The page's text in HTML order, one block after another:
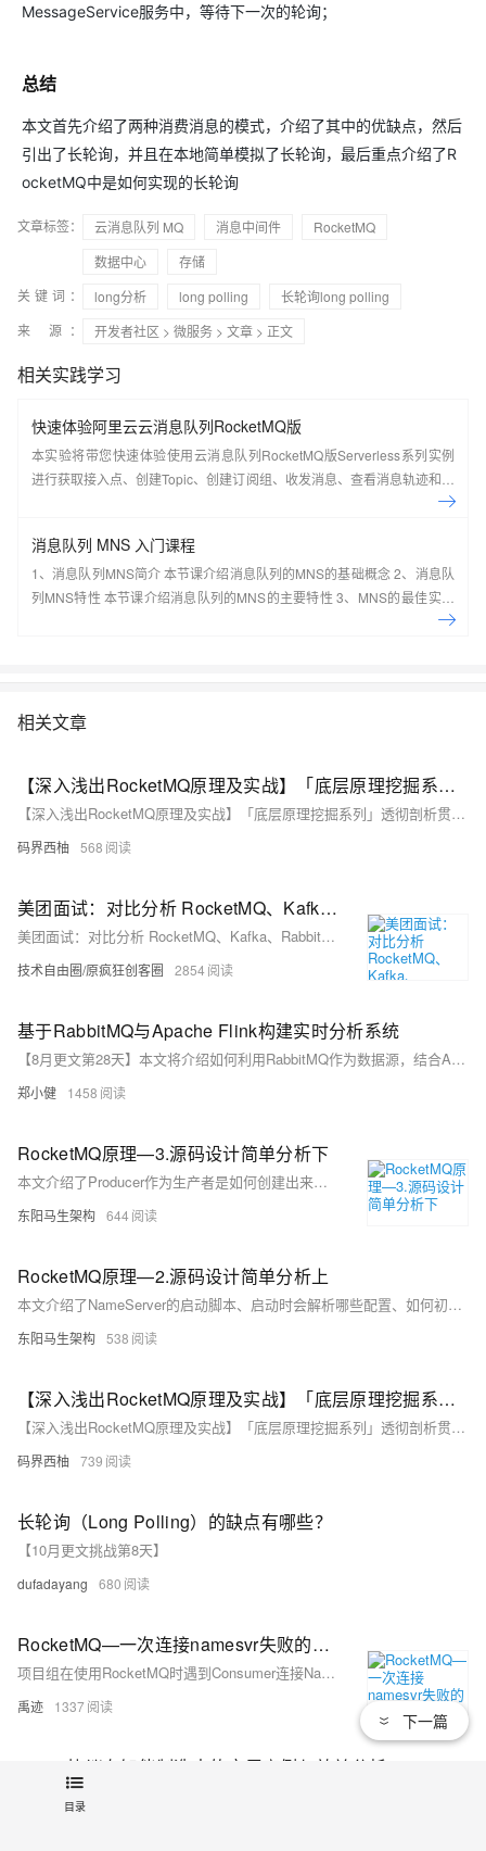
MessageService服务中，等待下一次的轮询；
总结
本文首先介绍了两种消费消息的模式，介绍了其中的优缺点，然后
引出了长轮询，并且在本地简单模拟了长轮询，最后重点介绍了R
ocketMQ中是如何实现的长轮询
文章标签： 云消息队列 MQ 消息中间件
RocketMQ
数据中心
存储
关键词：
long分析 long polling
长轮询long polling
来 源：
开发者社区 > 微服务 > 文章 > 正文
相关实践学习
快速体验阿里云云消息队列RocketMQ版
本实验将带您快速体验使用云消息队列RocketMQ版Serverless系列实例
进行获取接入点、创建Topic、创建订阅组、收发消息、查看消息轨迹和仪
消息队列 MNS 入门课程
1、消息队列MNS简介 本节课介绍消息队列的MNS的基础概念 2、消息队
列MNS特性 本节课介绍消息队列的MNS的主要特性 3、MNS的最佳实践
目录
相关文章
【深入浅出RocketMQ原理及实战】「底层原理挖掘系列」透彻剖析贯穿RocketMQ的消息消费长轮训机制体系的原理分析
【深入浅出RocketMQ原理及实战】「底层原理挖掘系列」透彻剖析贯穿RocketMQ的消息消费长轮训机制体系的原理分析
码界西柚 568
美团面试：对比分析 RocketMQ、Kafka、RabbitMQ 三大MQ常见问题？
美团面试：对比分析 RocketMQ、Kafka、RabbitMQ 三大MQ常见问题？
技术自由圈/原疯狂创客圈 2854
基于RabbitMQ与Apache Flink构建实时分析系统
【8月更文第28天】本文将介绍如何利用RabbitMQ作为数据源，结合Apache Flink进行实时数据分析。我们将构建一个简单的实时分析系统，该系统能够接收来自不同来源的数据，对数据进行实时处理，并将结果输出到另一个队列或存储系统中。
郑小健 1458
RocketMQ原理—3.源码设计简单分析下
本文介绍了Producer作为生产者是如何创建出来的、启动时是如何准备好相关资源的、如何从拉取Topic元数据的、如何选择MessageQueue的、与Broker是如何进行网络通信的，Broker收到一条消息后是如何存储的、如何实时更新索引文件的、如何实现同步刷盘以及异步刷盘的、如何清理存储较久的磁盘数据的，Consumer作为消费者是如何创建和启动的、消费者组的多个Consumer会如何分配消息、Consumer会如何从Broker拉取一批消息。
东阳马生架构 644
RocketMQ原理—2.源码设计简单分析上
本文介绍了NameServer的启动脚本、启动时会解析哪些配置、如何初始化Netty网络服务器、如何启动Netty网络服务器，介绍了Broker启动时是如何初始化配置的、BrokerController的创建以及包含的组件、BrokerController的初始化、启动、Broker如何把自己注册到NameServer上、BrokerOuterAPI是如何发送注册请求的，介绍了NameServer如何处理Broker的注册请求、Broker如何发送定时心跳
东阳马生架构 538
【深入浅出RocketMQ原理及实战】「底层原理挖掘系列」透彻剖析贯穿RocketMQ的消息顺序消费和并发消费机制体系的原理分析
【深入浅出RocketMQ原理及实战】「底层原理挖掘系列」透彻剖析贯穿RocketMQ的消息顺序消费和并发消费机制体系的原理分析
码界西柚 739
长轮询（Long Polling）的缺点有哪些？
【10月更文挑战第8天】
dufadayang 680
RocketMQ—一次连接namesvr失败的案例分析
项目组在使用RocketMQ时遇到Consumer连接Name Server失败的问题，异常显示连接特定地址失败。通过Arthas工具逐步分析代码执行路径，定位到创建Channel返回空值导致异常。进一步跟踪发现，问题源于Netty组件在初始化`ByteBufAllocator`时出现错误。分析依赖后确认存在Netty版本冲突。解决方法为排除冲突的Netty包，仅保留兼容版本。
禹迹 1337
MQTT协议在智能制造中的应用案例与效益分析
【6月更文挑战第8天】MQTT协议在智能制造中的应用案例与效益分析
下一篇